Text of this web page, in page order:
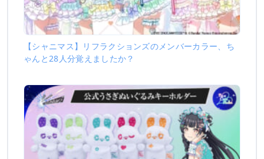
【シャニマス】リフラクションズのメンバーカラー、ち
ゃんと28人分覚えましたか？